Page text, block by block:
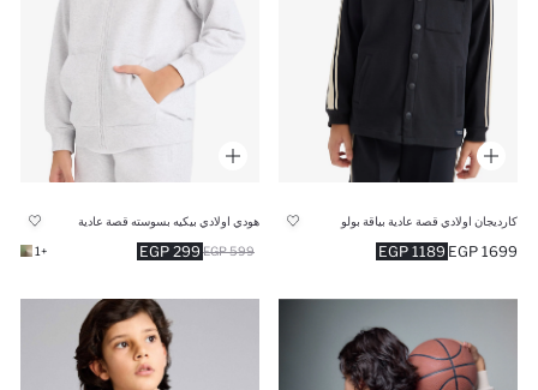
كارديجان اولادي قصة عادية بياقة بولو
1189 EGP 1699 EGP
هودي اولادي بيكيه بسوسته قصة عادية
299 EGP 599 EGP
+1